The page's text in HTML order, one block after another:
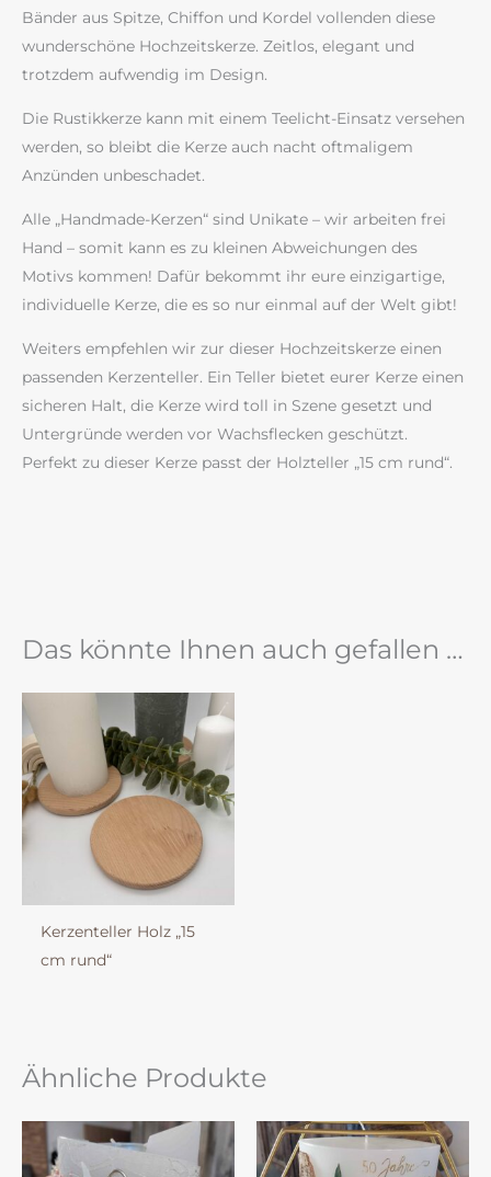
Bänder aus Spitze, Chiffon und Kordel vollenden diese
wunderschöne Hochzeitskerze. Zeitlos, elegant und
trotzdem aufwendig im Design.
Die Rustikkerze kann mit einem Teelicht-Einsatz versehen
werden, so bleibt die Kerze auch nacht oftmaligem
Anzünden unbeschadet.
Alle „Handmade-Kerzen“ sind Unikate – wir arbeiten frei
Hand – somit kann es zu kleinen Abweichungen des
Motivs kommen! Dafür bekommt ihr eure einzigartige,
individuelle Kerze, die es so nur einmal auf der Welt gibt!
Weiters empfehlen wir zur dieser Hochzeitskerze einen
passenden Kerzenteller. Ein Teller bietet eurer Kerze einen
sicheren Halt, die Kerze wird toll in Szene gesetzt und
Untergründe werden vor Wachsflecken geschützt.
Perfekt zu dieser Kerze passt der Holzteller „15 cm rund“.
Das könnte Ihnen auch gefallen …
Kerzenteller Holz „15
cm rund“
Ähnliche Produkte